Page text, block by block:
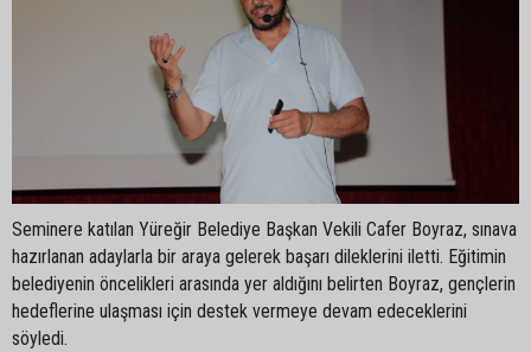
Seminere katılan Yüreğir Belediye Başkan Vekili Cafer Boyraz, sınava
hazırlanan adaylarla bir araya gelerek başarı dileklerini iletti. Eğitimin
belediyenin öncelikleri arasında yer aldığını belirten Boyraz, gençlerin
hedeflerine ulaşması için destek vermeye devam edeceklerini
söyledi.